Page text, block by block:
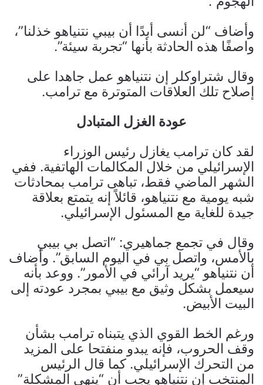
وأضاف “لن أنسى أبدًا أن بيبي نتنياهو خذلنا”،
واصفًا هذه الحادثة بأنها “تجربة سيئة”.
وقال شتراوكلر إن نتنياهو عمل جاهدا على
إصلاح تلك العلاقات المتوترة مع ترامب.
عودة الغزل المتبادل
لقد كان ترامب يغازل رئيس الوزراء
الإسرائيلي من خلال المكالمات الهاتفية. ففي
الشهر الماضي فقط، تباهى ترامب بمحادثات
شبه يومية مع نتنياهو، قائلاً إنه يتمتع بعلاقة
جيدة للغاية مع المسئول الإسرائيلي.
وقال في تجمع جماهيري: “اتصل بي بيبي
بالأمس، واتصل بي في اليوم السابق”. وأضاف
أن نتنياهو “يريد آرائي في الأمور”. ووعد بأنه
سيعمل بشكل وثيق مع بيبي بمجرد عودته إلى
البيت الأبيض.
ورغم الخط القوي الذي يتبناه ترامب بشأن
وقف الحروب، فإنه يبدو منفتحا على المزيد
من التحرك الإسرائيلي. كما قال الرئيس
المنتخب إن نتنياهو يجب أن “ينهي المشكلة”